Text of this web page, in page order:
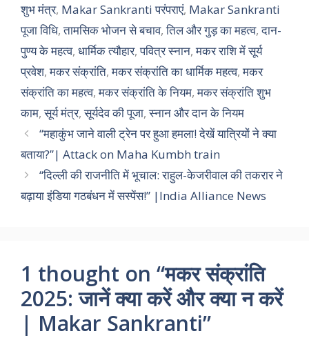
शुभ मंत्र, Makar Sankranti परंपराएं, Makar Sankranti
पूजा विधि,तामसिक भोजन से बचाव,तिल और गुड़ का महत्व,दान-
पुण्य के महत्व, धार्मिक त्यौहार,पवित्र स्नान,मकर राशि में सूर्य
प्रवेश,मकर संक्रांति,मकर संक्रांति का धार्मिक महत्व,मकर
संक्रांति का महत्व,मकर संक्रांति के नियम,मकर संक्रांति शुभ
काम,सूर्य मंत्र,सूर्यदेव की पूजा,स्नान और दान के नियम
“महाकुंभ जाने वाली ट्रेन पर हुआ हमला! देखें यात्रियों ने क्या
बताया?”| Attack on Maha Kumbh train
“दिल्ली की राजनीति में भूचाल: राहुल-केजरीवाल की तकरार ने
बढ़ाया इंडिया गठबंधन में सस्पेंस!” |India Alliance News
1 thought on “मकर संक्रांति
2025: जानें क्या करें और क्या न करें
| Makar Sankranti”